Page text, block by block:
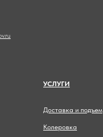
УСЛУГИ
Доставка и подъем
Колеровка